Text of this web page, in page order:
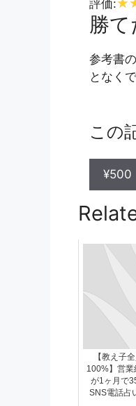
評価:
勝
参考書
となく
この
¥500
【教え子
100%】営業
が1ヶ月で
SNS電話占